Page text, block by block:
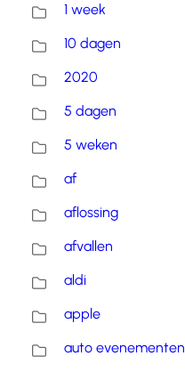
1 week
10 dagen
2020
5 dagen
5 weken
af
aflossing
afvallen
aldi
apple
auto evenementen